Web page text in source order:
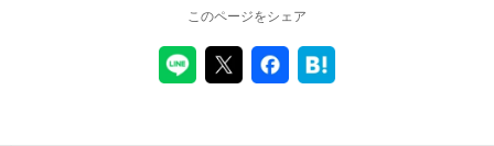
このページをシェア